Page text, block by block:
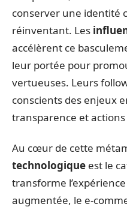
conserver une identité
réinventant. Les
accélèrent ce
leur portée pour
vertueuses. Leurs
conscients des enjeux
transparence et
Au cœur de cette
technologique est le
transforme
augmentée, le e-